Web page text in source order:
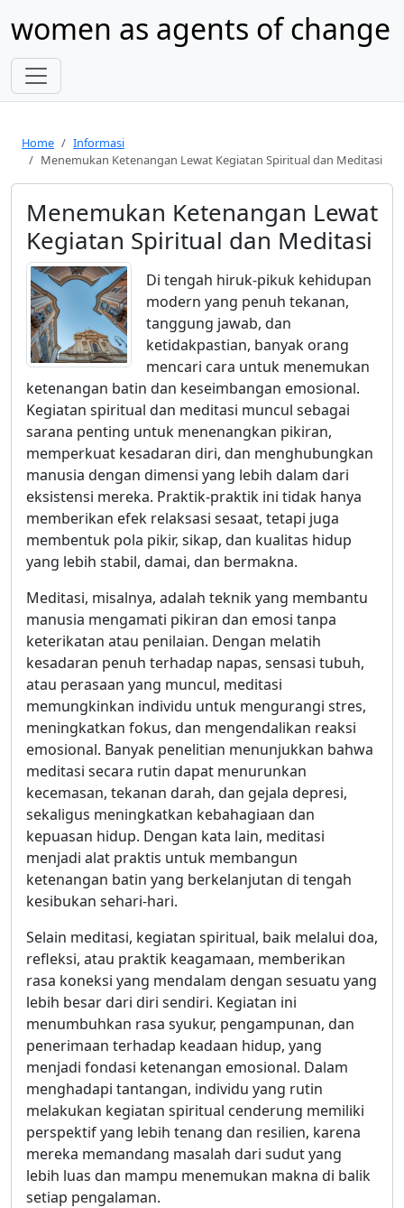
women as agents of change
Home
Informasi
Menemukan Ketenangan Lewat Kegiatan Spiritual dan Meditasi
Menemukan Ketenangan Lewat
Kegiatan Spiritual dan Meditasi
Di tengah hiruk-pikuk kehidupan
modern yang penuh tekanan,
tanggung jawab, dan
ketidakpastian, banyak orang
mencari cara untuk menemukan
ketenangan batin dan keseimbangan emosional.
Kegiatan spiritual dan meditasi muncul sebagai
sarana penting untuk menenangkan pikiran,
memperkuat kesadaran diri, dan menghubungkan
manusia dengan dimensi yang lebih dalam dari
eksistensi mereka. Praktik-praktik ini tidak hanya
memberikan efek relaksasi sesaat, tetapi juga
membentuk pola pikir, sikap, dan kualitas hidup
yang lebih stabil, damai, dan bermakna.
Meditasi, misalnya, adalah teknik yang membantu
manusia mengamati pikiran dan emosi tanpa
keterikatan atau penilaian. Dengan melatih
kesadaran penuh terhadap napas, sensasi tubuh,
atau perasaan yang muncul, meditasi
memungkinkan individu untuk mengurangi stres,
meningkatkan fokus, dan mengendalikan reaksi
emosional. Banyak penelitian menunjukkan bahwa
meditasi secara rutin dapat menurunkan
kecemasan, tekanan darah, dan gejala depresi,
sekaligus meningkatkan kebahagiaan dan
kepuasan hidup. Dengan kata lain, meditasi
menjadi alat praktis untuk membangun
ketenangan batin yang berkelanjutan di tengah
kesibukan sehari-hari.
Selain meditasi, kegiatan spiritual, baik melalui doa,
refleksi, atau praktik keagamaan, memberikan
rasa koneksi yang mendalam dengan sesuatu yang
lebih besar dari diri sendiri. Kegiatan ini
menumbuhkan rasa syukur, pengampunan, dan
penerimaan terhadap keadaan hidup, yang
menjadi fondasi ketenangan emosional. Dalam
menghadapi tantangan, individu yang rutin
melakukan kegiatan spiritual cenderung memiliki
perspektif yang lebih tenang dan resilien, karena
mereka memandang masalah dari sudut yang
lebih luas dan mampu menemukan makna di balik
setiap pengalaman.